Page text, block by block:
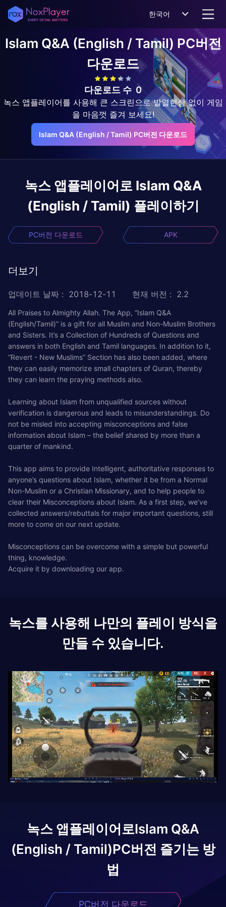
한국어
Islam Q&A (English / Tamil) PC버전
다운로드
다운로드 수 0
녹스 앱플레이어를 사용해 큰 스크린으로 발열현상 없이 게임
을 마음껏 즐겨 보세요!
Islam Q&A (English / Tamil) PC버전 다운로드
녹스 앱플레이어로 Islam Q&A
(English / Tamil) 플레이하기
PC버전 다운로드 APK
더보기
업데이트 날짜 : 2018-12-11 현재 버전 : 2.2
All Praises to Almighty Allah. The App, “Islam Q&A
(English/Tamil)” is a gift for all Muslim and Non-Muslim Brothers
and Sisters. It’s a Collection of Hundreds of Questions and
answers in both English and Tamil languages. In addition to it,
“Revert - New Muslims” Section has also been added, where
they can easily memorize small chapters of Quran, thereby
they can learn the praying methods also.
Learning about Islam from unqualified sources without
verification is dangerous and leads to misunderstandings. Do
not be misled into accepting misconceptions and false
information about Islam – the belief shared by more than a
quarter of mankind.
This app aims to provide Intelligent, authoritative responses to
anyone’s questions about Islam, whether it be from a Normal
Non-Muslim or a Christian Missionary, and to help people to
clear their Misconceptions about Islam. As a first step, we’ve
collected answers/rebuttals for major important questions, still
more to come on our next update.
Misconceptions can be overcome with a simple but powerful
thing, knowledge.
Acquire it by downloading our app.
녹스를 사용해 나만의 플레이 방식을
만들 수 있습니다.
녹스 앱플레이어로Islam Q&A
(English / Tamil)PC버전 즐기는 방
법
PC버전 다운로드